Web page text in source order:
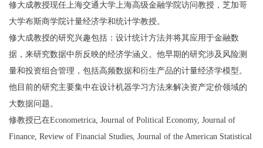
修大成教授现任上海交通大学上海高级金融学院访问教授，芝加哥
大学布斯商学院计量经济学和统计学教授。
修大成教授的研究兴趣包括：设计统计方法并将其应用于金融数
据，来研究数据中所反映的经济学涵义。他早期的研究涉及风险测
量和投资组合管理，包括高频数据和衍生产品的计量经济学模型。
他目前的研究主要集中在设计机器学习方法来解决资产定价领域的
大数据问题。
修教授已在Econometrica, Journal of Political Economy, Journal of
Finance, Review of Financial Studies, Journal of the American Statistical